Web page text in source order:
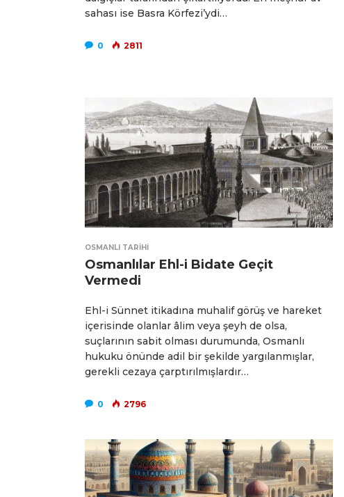
sahası ise Basra Körfezi’ydi…
0 2811
OSMANLI TARIHI
Osmanlılar Ehl-i Bidate Geçit
Vermedi
Ehl-i Sünnet itikadına muhalif görüş ve hareket
içerisinde olanlar âlim veya şeyh de olsa,
suçlarının sabit olması durumunda, Osmanlı
hukuku önünde adil bir şekilde yargılanmışlar,
gerekli cezaya çarptırılmışlardır…
0 2796